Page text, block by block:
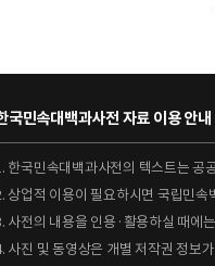
국민속대백과사전 자료 이용 안내
한국민속대백과사전의 텍스트는 공
상업적 이용이 필요하시면 국립민속
사전의 내용을 인용·활용하실 때에
사진 및 동영상은 개별 저작권 정보